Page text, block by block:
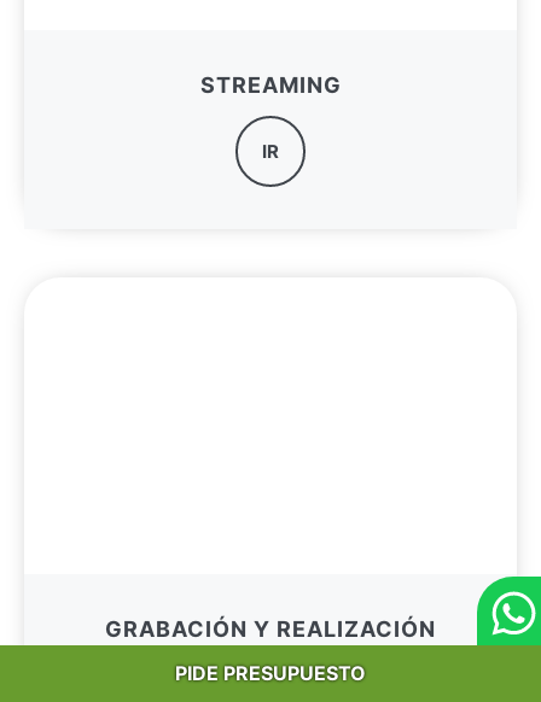
STREAMING
IR
GRABACIÓN Y REALIZACIÓN
PIDE PRESUPUESTO